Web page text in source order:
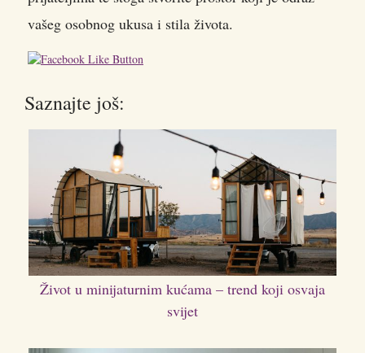
vašeg osobnog ukusa i stila života.
Saznajte još:
Život u minijaturnim kućama – trend koji osvaja
svijet